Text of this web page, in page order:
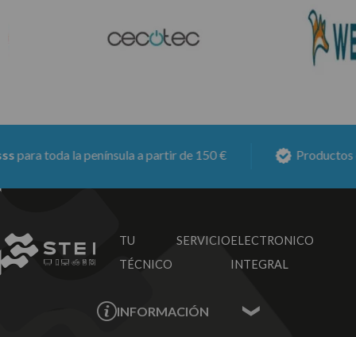
toda la península a partir de 150 € Productos
TU SERVICIO
TÉCNICO
ELECTRONICO
INTEGRAL
INFORMACIÓN